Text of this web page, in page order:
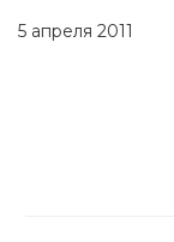
5 апреля 2011